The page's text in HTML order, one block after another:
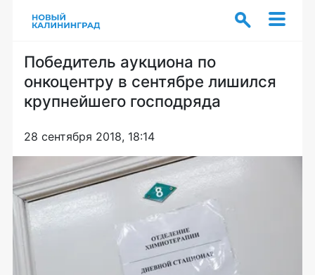
Победитель аукциона по
онкоцентру в сентябре лишился
крупнейшего господряда
28 сентября 2018, 18:14